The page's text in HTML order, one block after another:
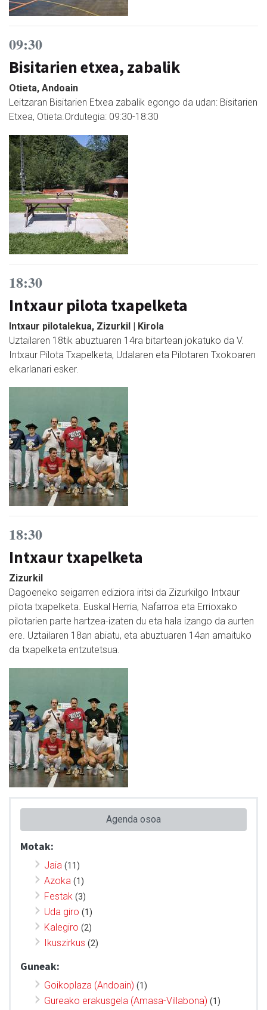
09:30
Bisitarien etxea, zabalik
Otieta, Andoain
Leitzaran Bisitarien Etxea zabalik egongo da udan: Bisitarien
Etxea, Otieta.Ordutegia: 09:30-18:30
18:30
Intxaur pilota txapelketa
Intxaur pilotalekua, Zizurkil | Kirola
Uztailaren 18tik abuztuaren 14ra bitartean jokatuko da V.
Intxaur Pilota Txapelketa, Udalaren eta Pilotaren Txokoaren
elkarlanari esker.
18:30
Intxaur txapelketa
Zizurkil
Dagoeneko seigarren ediziora iritsi da Zizurkilgo Intxaur
pilota txapelketa. Euskal Herria, Nafarroa eta Errioxako
pilotarien parte hartzea-izaten du eta hala izango da aurten
ere. Uztailaren 18an abiatu, eta abuztuaren 14an amaituko
da txapelketa entzutetsua.
Agenda osoa
Motak:
Jaia (11)
Azoka (1)
Festak (3)
Uda giro (1)
Kalegiro (2)
Ikuszirkus (2)
Guneak:
Goikoplaza (Andoain) (1)
Gureako erakusgela (Amasa-Villabona) (1)